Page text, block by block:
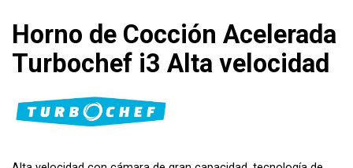
Horno de Cocción Acelerada
Turbochef i3 Alta velocidad